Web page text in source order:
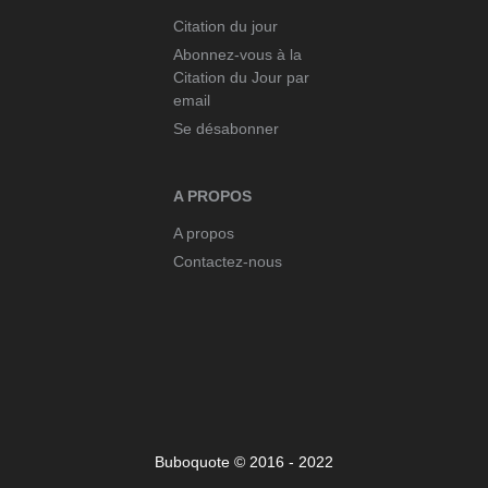
Citation du jour
Abonnez-vous à la
Citation du Jour par
email
Se désabonner
A PROPOS
A propos
Contactez-nous
Buboquote © 2016 - 2022